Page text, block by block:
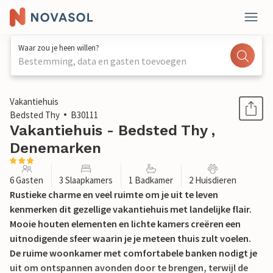
Waar zou je heen willen?
Bestemming, data en gasten toevoegen
1 / 13
Vakantiehuis
Bedsted Thy
B30111
Vakantiehuis - Bedsted Thy ,
Denemarken
6 Gasten 3 Slaapkamers 1 Badkamer 2 Huisdieren
Rustieke charme en veel ruimte om je uit te leven
kenmerken dit gezellige vakantiehuis met landelijke flair.
Mooie houten elementen en lichte kamers creëren een
uitnodigende sfeer waarin je je meteen thuis zult voelen.
De ruime woonkamer met comfortabele banken nodigt je
uit om ontspannen avonden door te brengen, terwijl de